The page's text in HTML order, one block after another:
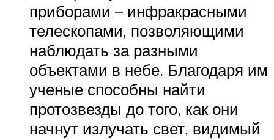
приборами – инфракрасными
телескопами, позволяющими
наблюдать за разными
объектами в небе. Благодаря им
ученые способны найти
протозвезды до того, как они
начнут излучать свет, видимый